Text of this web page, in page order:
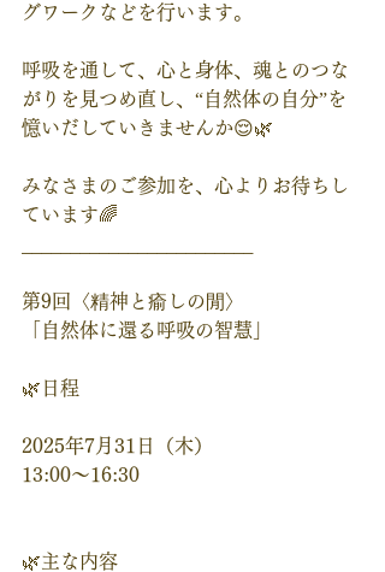
グワークなどを行います。
呼吸を通して、心と身体、魂とのつな
がりを見つめ直し、“自然体の自分”を
憶いだしていきませんか😌🌿
みなさまのご参加を、心よりお待ちし
ています🌈
第9回〈精神と瘉しの閒〉
「自然体に還る呼吸の智慧」
🌿日程
2025年7月31日（木）
13:00～16:30
🌿主な内容